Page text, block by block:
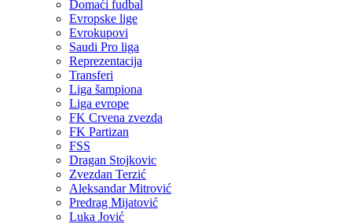
Domaći fudbal
Evropske lige
Evrokupovi
Saudi Pro liga
Reprezentacija
Transferi
Liga šampiona
Liga evrope
FK Crvena zvezda
FK Partizan
FSS
Dragan Stojkovic
Zvezdan Terzić
Aleksandar Mitrović
Predrag Mijatović
Luka Jović